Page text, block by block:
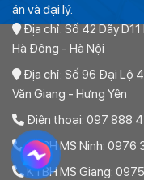
án và đại lý.
Địa chỉ: Số 42 Dãy
Hà Đông - Hà Nội
Địa chỉ: Số 96 Đại Lộ
Văn Giang - Hưng Yên
Điện thoại: 097 888
KTBH MS Ninh: 0976
KTBH MS Giang: